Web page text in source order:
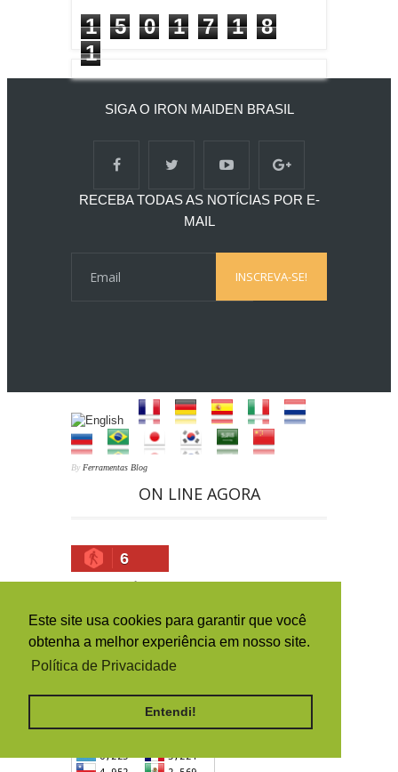
Este site usa cookies para garantir que você
obtenha a melhor experiência em nosso site.
Política de Privacidade
Entendi!
1 5 0 1 7 1
8
1
SIGA O IRON MAIDEN BRASIL
RECEBA TODAS AS NOTÍCIAS POR E-
MAIL
By Ferramentas Blog
ON LINE AGORA
6
ACESSOS (PAÍSES)